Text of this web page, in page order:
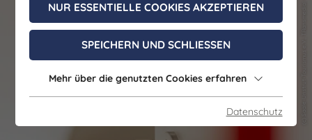
(c) Saale-Unstrut-Tourismus e.V., TRansmedial(c) Saale-Unstrut-Tourismus e.V., TRansmedial
NUR ESSENTIELLE COOKIES AKZEPTIEREN
SPEICHERN UND SCHLIESSEN
Mehr über die genutzten Cookies erfahren
Datenschutz